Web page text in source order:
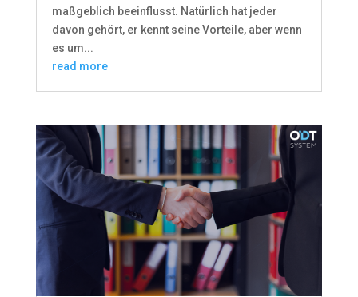
maßgeblich beeinflusst. Natürlich hat jeder
davon gehört, er kennt seine Vorteile, aber wenn
es um...
read more